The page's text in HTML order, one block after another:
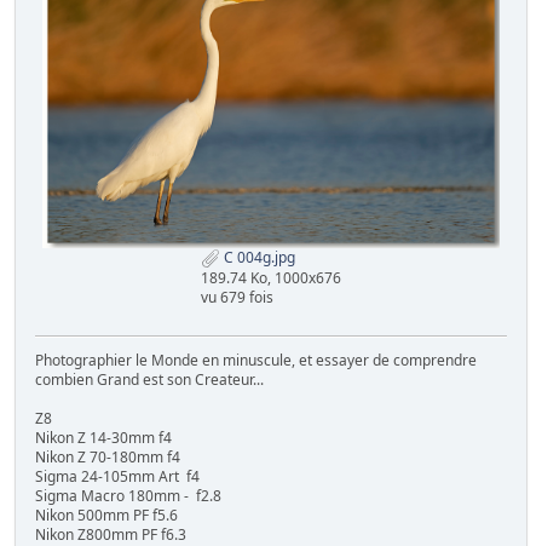
C 004g.jpg
189.74 Ko, 1000x676
vu 679 fois
Photographier le Monde en minuscule, et essayer de comprendre
combien Grand est son Createur...
Z8
Nikon Z 14-30mm f4
Nikon Z 70-180mm f4
Sigma 24-105mm Art f4
Sigma Macro 180mm - f2.8
Nikon 500mm PF f5.6
Nikon Z800mm PF f6.3